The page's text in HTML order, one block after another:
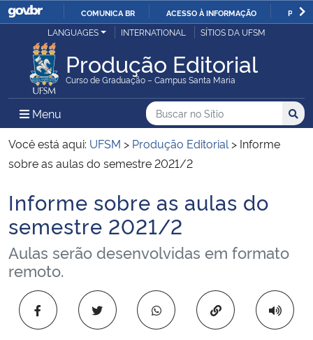
IR
O
COMUNICA BR ACESSO À INFORMAÇÃO
Ministério da Justiça e Segurança Pública
Ministério da Defesa
Ministério das Relações Exteriores
Ministério da Infraestrutura
Ministério da Agricultura, Pecuária e Abastecimento
Ministério da Educação
Ministério da Cidadania
LANGUAGES INTERNATIONAL SÍTIOS DA UFSM
Produção Editorial
Curso de Graduação – Campus Santa Maria
Menu Menu Principal do Sítio
Busca
Buscar no no Sítio
Busca:
Você está aqui: UFSM > Produção Editorial > Informe
sobre as aulas do semestre 2021/2
Início do conteúdo
Informe sobre as aulas do
semestre 2021/2
Aulas serão desenvolvidas em formato
remoto.
Copiar para área